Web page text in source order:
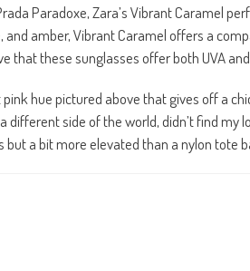
Paradoxe, Zara’s Vibrant Caramel
amber, Vibrant Caramel offers a
that these sunglasses offer both UVA
hue pictured above that gives off a
different side of the world, didn’t find my
but a bit more elevated than a nylon tote